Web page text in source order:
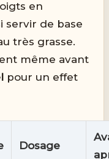
en
servir de base
très grasse.
même avant
pour un effet
Dosage